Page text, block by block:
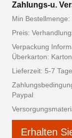
Zahlungs-u.
Min Bestellmenge:
Preis:
Verpackung
Überkarton:
Lieferzeit: 5-7 Tage
Paypal
Erhalten